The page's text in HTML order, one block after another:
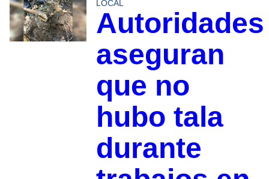
LOCAL
Autoridades
aseguran
que no
hubo tala
durante